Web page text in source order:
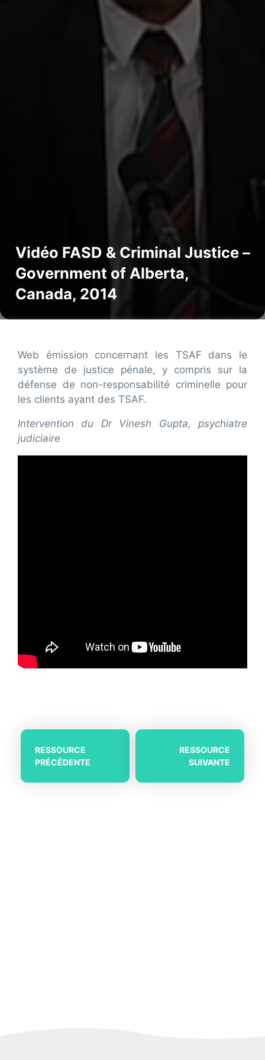
Vidéo FASD & Criminal Justice –
Government of Alberta,
Canada, 2014
Web émission concernant les TSAF dans le
système de justice pénale, y compris sur la
défense de non-responsabilité criminelle pour
les clients ayant des TSAF.
Intervention du Dr Vinesh Gupta, psychiatre
judiciaire
NAVIGATION
DE
RESSOURCE
PRÉCÉDENTE
RESSOURCE
SUIVANTE